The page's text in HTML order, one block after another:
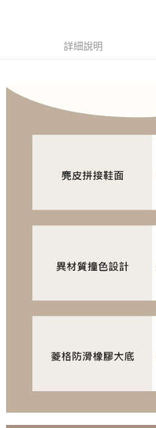
3.實際核准額度、可分期數及費用金額請依
4.訂單成立30分鐘內，如未前往確認交易
1.分期款項不併入電信帳單，「大哥付你
醒簡訊。
2.透過簡訊連結打開帳單後，可選擇「超商
1.本服務係由「台灣大哥大股份有限公司」
用戶於交易時，得透過本服務購買商品或
買賣價金債權讓與本公司後，依約使用本
2.基於同意付款使用「大哥付你分期」之契
3.完整用戶服務條款，請詳閱以下連結：
付款後全家取貨
每筆NT$100，滿NT$2,000(含以上)免
每筆NT$100，滿NT$2,000(含以上)
詳細說明